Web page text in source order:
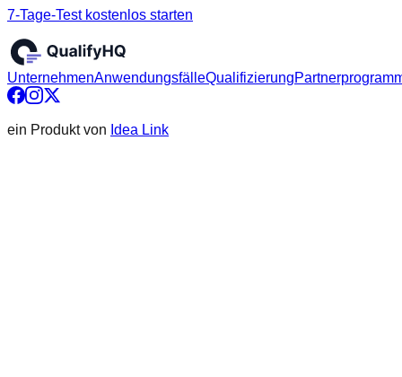
7-Tage-Test kostenlos starten
UnternehmenAnwendungsfälleQualifizierung
ein Produkt von Idea Link